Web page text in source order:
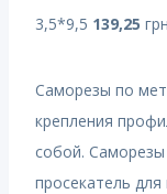
3,5*9,5 139,25
Саморезы по
крепления
собой.
просекатель